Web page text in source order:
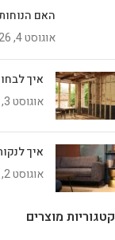
האם
אוגוסט 4, 2026
איך
אוגוסט 3, 2026
איך
אוגוסט 2, 2026
קטגוריות מוצרים